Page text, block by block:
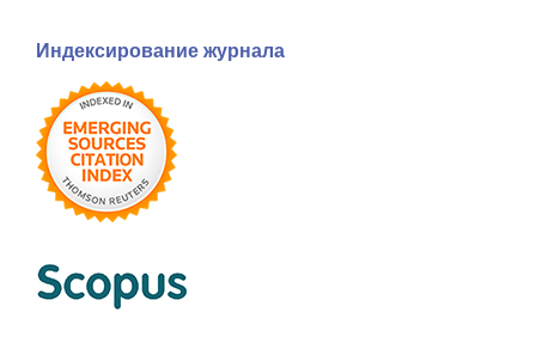
Индексирование журнала